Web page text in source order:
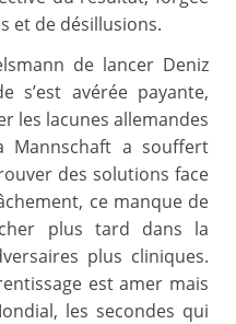
et de désillusions.
de lancer Deniz
s’est avérée payante,
les lacunes allemandes
Mannschaft a souffert
des solutions face
ce manque de
plus tard dans la
plus cliniques.
est amer mais
les secondes qui